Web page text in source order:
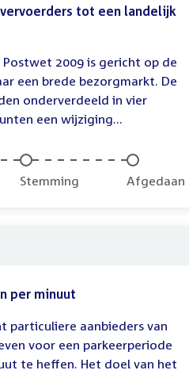
tot een landelijk
2009 is gericht op de
een brede bezorgmarkt. De
onderverdeeld in vier
een wijziging...
Onvoltooid:
Stemming Onvoltooid:
Afgedaan
per minuut
aanbieders van
voor een parkeerperiode
te heffen. Het doel van het